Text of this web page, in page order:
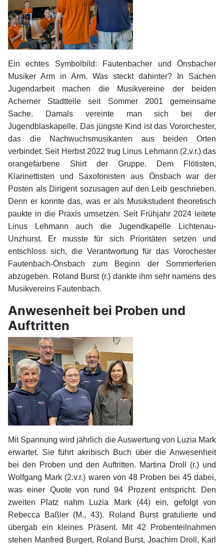
Ein echtes Symbolbild: Fautenbacher und Önsbacher
Musiker Arm in Arm. Was steckt dahinter? In Sachen
Jugendarbeit machen die Musikvereine der beiden
Acherner Stadtteile seit Sommer 2001 gemeinsame
Sache. Damals vereinte man sich bei der
Jugendblaskapelle. Das jüngste Kind ist das Vororchester,
das die Nachwuchsmusikanten aus beiden Orten
verbindet. Seit Herbst 2022 trug Linus Lehmann (2.v.r.) das
orangefarbene Shirt der Gruppe. Dem Flötisten,
Klarinettisten und Saxofonisten aus Önsbach war der
Posten als Dirigent sozusagen auf den Leib geschrieben.
Denn er konnte das, was er als Musikstudent theoretisch
paukte in die Praxis umsetzen. Seit Frühjahr 2024 leitete
Linus Lehmann auch die Jugendkapelle Lichtenau-
Unzhurst. Er musste für sich Prioritäten setzen und
entschloss sich, die Verantwortung für das Vorochester
Fautenbach-Önsbach zum Beginn der Sommerferien
abzugeben. Roland Burst (r.) dankte ihm sehr namens des
Musikvereins Fautenbach.
Anwesenheit bei Proben und
Auftritten
Mit Spannung wird jährlich die Auswertung von Luzia Mark
erwartet. Sie führt akribisch Buch über die Anwesenheit
bei den Proben und den Auftritten. Martina Droll (r.) und
Wolfgang Mark (2.v.r.) waren von 48 Proben bei 45 dabei,
was einer Quote von rund 94 Prozent entspricht. Den
zweiten Platz nahm Luzia Mark (44) ein, gefolgt von
Rebecca Baßler (M., 43). Roland Burst gratulierte und
übergab ein kleines Präsent. Mit 42 Probenteilnahmen
stehen Manfred Burgert, Roland Burst, Joachim Droll, Karl